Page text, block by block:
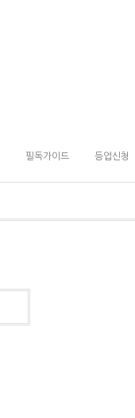
필독가이드 등업신청